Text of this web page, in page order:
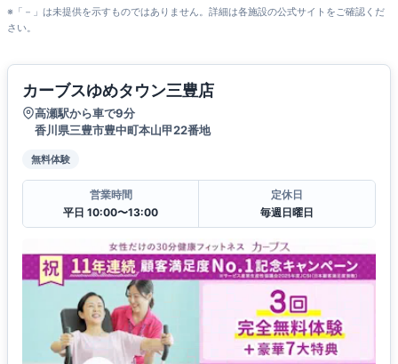
※「－」は未提供を示すものではありません。詳細は各施設の公式サイトをご確認くだ
さい。
カーブスゆめタウン三豊店
高瀬駅から車で9分
香川県三豊市豊中町本山甲22番地
無料体験
営業時間
平日 10:00〜13:00
定休日
毎週日曜日